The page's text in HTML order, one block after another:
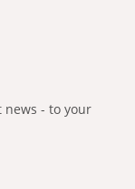
news - to your